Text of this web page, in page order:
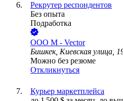
Рекрутер респондентов
Без опыта
Подработка
ООО M - Vector
Бишкек, Киевская улица,
Можно без резюме
Откликнуться
Курьер маркетплейса